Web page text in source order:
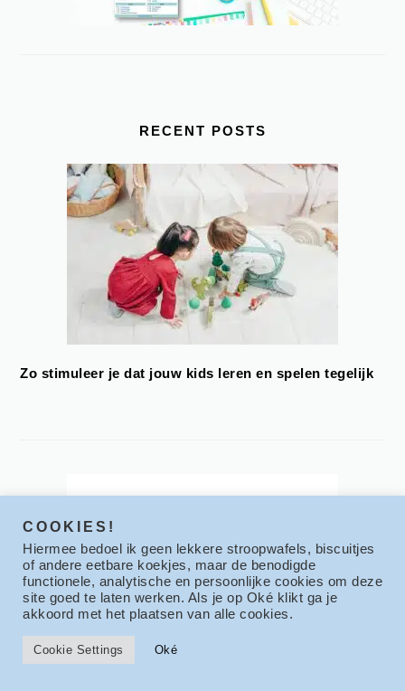
RECENT POSTS
Zo stimuleer je dat jouw kids leren en spelen tegelijk
COOKIES!
Hiermee bedoel ik geen lekkere stroopwafels, biscuitjes
of andere eetbare koekjes, maar de benodigde
functionele, analytische en persoonlijke cookies om deze
site goed te laten werken. Als je op Oké klikt ga je
akkoord met het plaatsen van alle cookies.
Cookie Settings Oké